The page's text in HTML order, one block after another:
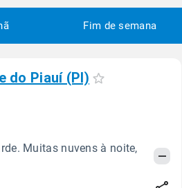
Fim de semana
do Piauí (PI)
Muitas nuvens à noite,